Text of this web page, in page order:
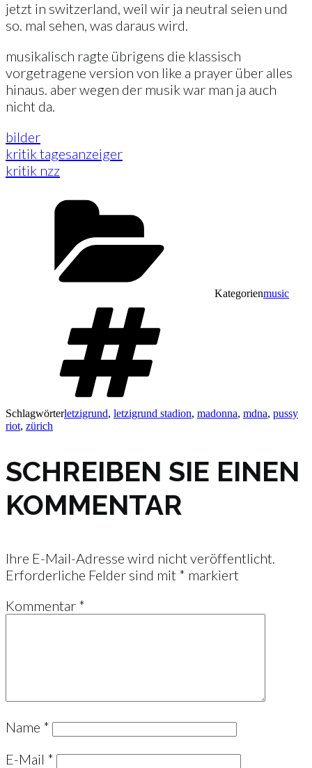
jetzt in switzerland, weil wir ja neutral seien und
so. mal sehen, was daraus wird.
musikalisch ragte übrigens die klassisch
vorgetragene version von like a prayer über alles
hinaus. aber wegen der musik war man ja auch
nicht da.
bilder
kritik tagesanzeiger
kritik nzz
Kategorienmusic
Schlagwörterletzigrund, letzigrund stadion, madonna, mdna, pussy
riot, zürich
SCHREIBEN SIE EINEN
KOMMENTAR
Ihre E-Mail-Adresse wird nicht veröffentlicht.
Erforderliche Felder sind mit * markiert
Kommentar *
Name *
E-Mail *